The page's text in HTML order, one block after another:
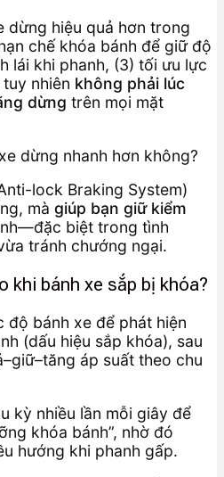
dừng hiệu quả hơn trong
chế khóa bánh để giữ độ
lái khi phanh, (3) tối ưu lực
nhiên không phải lúc
dừng trên mọi mặt
lock Braking System)
mà giúp bạn giữ kiểm
biệt trong tình
tránh chướng ngại.
khi bánh xe sắp bị khóa?
độ bánh xe để phát hiện
(dấu hiệu sắp khóa), sau
áp suất theo chu
kỳ nhiều lần mỗi giây để
khóa bánh”, nhờ đó
hướng khi phanh gấp.